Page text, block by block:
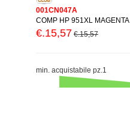
001CN047A
COMP HP 951XL MAGENTA
€.15,57 €.15,57
min. acquistabile pz.1